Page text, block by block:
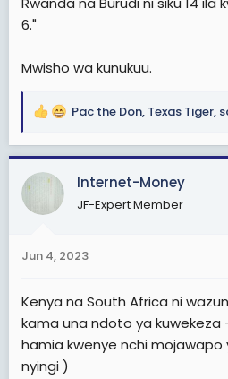
6."
Mwisho wa kunukuu.
R
a
c
i
s
Pac the Don, Texas Tiger,
Internet-Money
JF-Expert Member
Jun 4, 2023
Kenya na South Africa ni
kama una ndoto ya kuwekeza
hamia kwenye nchi mojawapo
nyingi )